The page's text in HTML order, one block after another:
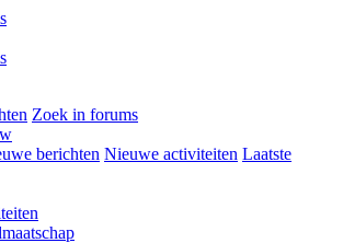
Zoek in forums
berichten Nieuwe activiteiten Laatste